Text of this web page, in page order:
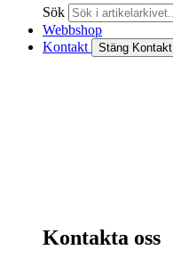
Sök
Webbshop
Kontakt
Stäng Kontakt
Kontakta oss